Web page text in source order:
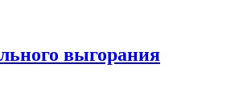
выгорания